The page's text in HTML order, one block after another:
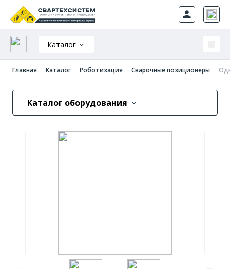
Каталог
Главная Каталог Роботизация Сварочные позиционеры
Каталог оборудования